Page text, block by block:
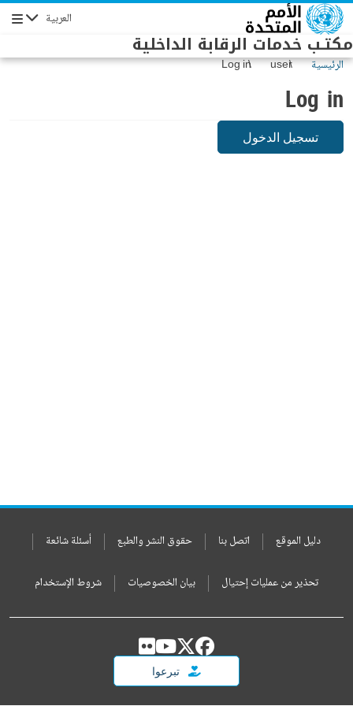
Skip to main content العربية
مكتـب خدمات الرقابة الداخلية
الرئيسية user
Log in
Log in
تسجيل الدخول
دليل الموقع اتصل بنا حقوق النشر والطبع أسئلة شائعة
تحذير من عمليات إحتيال بيان الخصوصيات شروط الإستخدام
تبرعوا